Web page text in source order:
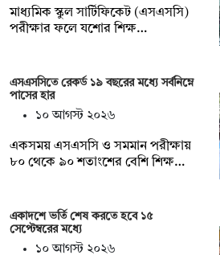
মাধ্যমিক স্কুল সার্টিফিকেট (এসএসসি)
পরীক্ষার ফলে যশোর শিক্ষ…
এসএসসিতে রেকর্ড ১৯ বছরের মধ্যে সর্বনিম্নে
পাসের হার
১০ আগস্ট ২০২৬
একসময় এসএসসি ও সমমান পরীক্ষায়
৮০ থেকে ৯০ শতাংশের বেশি শিক্ষ…
একাদশে ভর্তি শেষ করতে হবে ১৫
সেপ্টেম্বরের মধ্যে
১০ আগস্ট ২০২৬